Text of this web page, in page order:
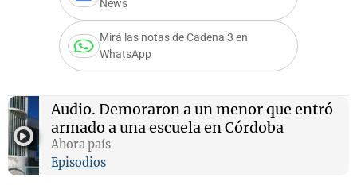
News
Mirá las notas de Cadena 3 en
WhatsApp
Audio. Demoraron a un menor que entró
armado a una escuela en Córdoba
Ahora país
Episodios